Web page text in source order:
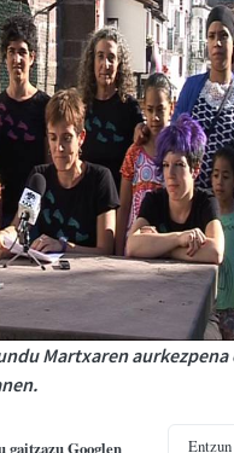
Martxaren aurkezpena
gaitzazu Googlen Entzun